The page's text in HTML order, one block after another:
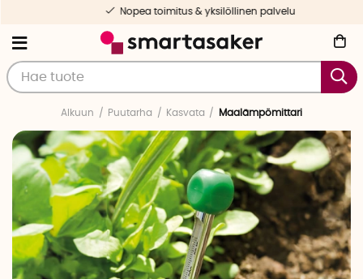
Nopea toimitus & yksilöllinen palvelu
Alkuun Puutarha Kasvata Maalämpömittari